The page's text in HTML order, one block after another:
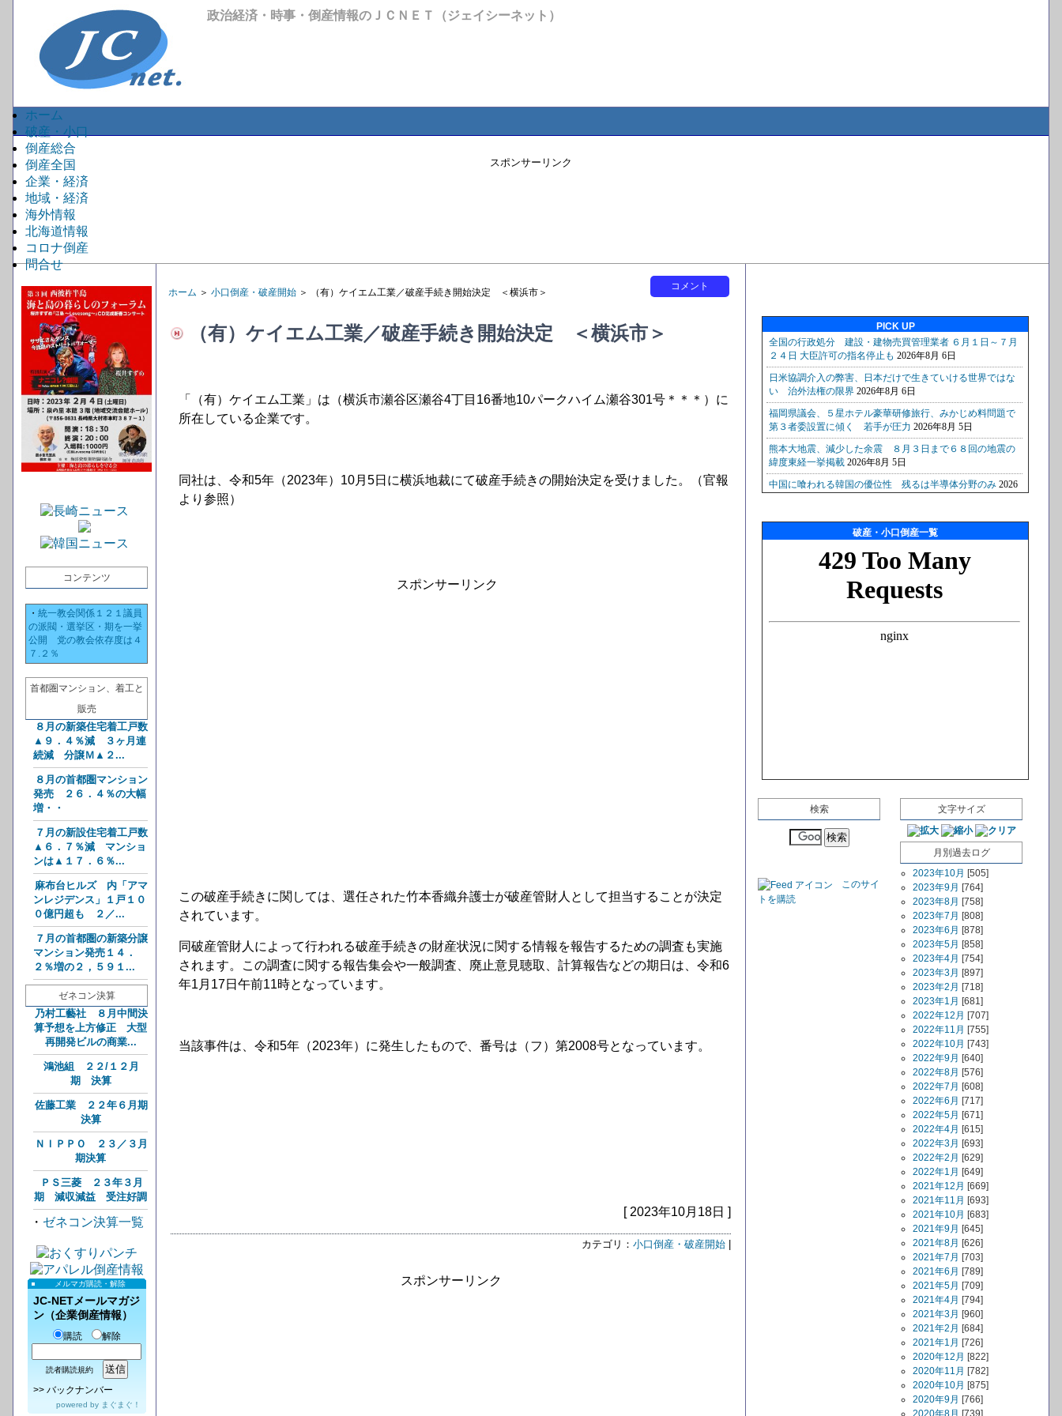
政治経済・時事・倒産情報のＪＣＮＥＴ（ジェイシーネット）
ホーム
破産・小口
倒産総合
倒産全国
企業・経済
地域・経済
海外情報
北海道情報
コロナ倒産
問合せ
スポンサーリンク
コンテンツ
・ 統一教会関係１２１議員
の派閥・選挙区・期を一挙
公開 党の教会依存度は４
７.２％
首都圏マンション、着工と
販売
８月の新築住宅着工戸数
▲９．４％減 ３ヶ月連
続減 分譲Ｍ▲２...
８月の首都圏マンション
発売 ２６．４％の大幅
増・・
７月の新設住宅着工戸数
▲６．７％減 マンショ
ンは▲１７．６％...
麻布台ヒルズ 内「アマ
ンレジデンス」１戸１０
０億円超も ２／...
７月の首都圏の新築分譲
マンション発売１４．
２％増の２，５９１...
ゼネコン決算
乃村工藝社 ８月中間決
算予想を上方修正 大型
再開発ビルの商業...
鴻池組 ２２/１２月
期 決算
佐藤工業 ２２年６月期
決算
ＮＩＰＰＯ ２３／３月
期決算
ＰＳ三菱 ２３年３月
期 減収減益 受注好調
・ ゼネコン決算一覧
メルマガ購読・解除
JC-NETメールマガジ
ン（企業倒産情報）
購読 解除
読者購読規約
>> バックナンバー
powered by まぐまぐ！
コメント
ホーム ＞ 小口倒産・破産開始 ＞ （有）ケイエム工業／破産手続き開始決定 ＜横浜市＞
（有）ケイエム工業／破産手続き開始決定 ＜横浜市＞
「（有）ケイエム工業」は（横浜市瀬谷区瀬谷4丁目16番地10パークハイム瀬谷301号＊＊＊）に
所在している企業です。
同社は、令和5年（2023年）10月5日に横浜地裁にて破産手続きの開始決定を受けました。（官報
より参照）
スポンサーリンク
この破産手続きに関しては、選任された竹本香織弁護士が破産管財人として担当することが決定
されています。
同破産管財人によって行われる破産手続きの財産状況に関する情報を報告するための調査も実施
されます。この調査に関する報告集会や一般調査、廃止意見聴取、計算報告などの期日は、令和6
年1月17日午前11時となっています。
当該事件は、令和5年（2023年）に発生したもので、番号は（フ）第2008号となっています。
[ 2023年10月18日 ]
カテゴリ： 小口倒産・破産開始
スポンサーリンク
PICK UP
破産・小口倒産一覧
検索
このサイ
トを購読
文字サイズ
月別過去ログ
2023年10月 [505]
2023年9月 [764]
2023年8月 [758]
2023年7月 [808]
2023年6月 [878]
2023年5月 [858]
2023年4月 [754]
2023年3月 [897]
2023年2月 [718]
2023年1月 [681]
2022年12月 [707]
2022年11月 [755]
2022年10月 [743]
2022年9月 [640]
2022年8月 [576]
2022年7月 [608]
2022年6月 [717]
2022年5月 [671]
2022年4月 [615]
2022年3月 [693]
2022年2月 [629]
2022年1月 [649]
2021年12月 [669]
2021年11月 [693]
2021年10月 [683]
2021年9月 [645]
2021年8月 [626]
2021年7月 [703]
2021年6月 [789]
2021年5月 [709]
2021年4月 [794]
2021年3月 [960]
2021年2月 [684]
2021年1月 [726]
2020年12月 [822]
2020年11月 [782]
2020年10月 [875]
2020年9月 [766]
2020年8月 [739]